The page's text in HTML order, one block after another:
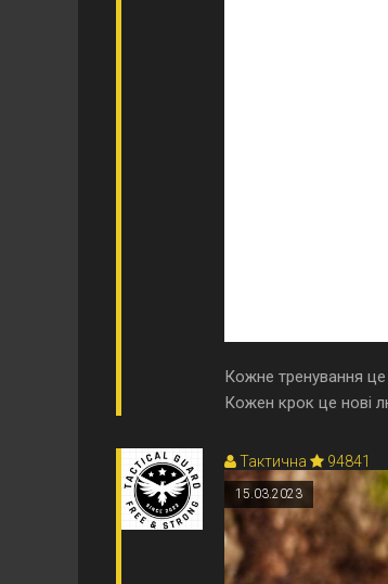
Кожне тренування
Кожен крок це нові
Тактична 94841
15.03.2023